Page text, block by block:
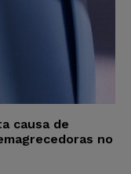
causa de
no